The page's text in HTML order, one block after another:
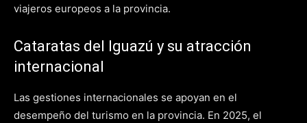
viajeros europeos a la provincia.
Cataratas del Iguazú y su atracción
internacional
Las gestiones internacionales se apoyan en el
desempeño del turismo en la provincia. En 2025, el